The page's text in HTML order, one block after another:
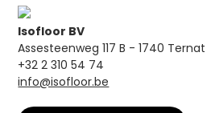
Isofloor BV
Assesteenweg 117 B - 1740 Ternat
+32 2 310 54 74
info@isofloor.be